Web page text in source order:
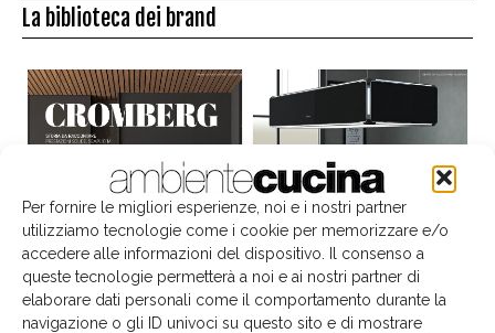
Per fornire le migliori esperienze, noi e i nostri partner
utilizziamo tecnologie come i cookie per memorizzare e/o
accedere alle informazioni del dispositivo. Il consenso a
queste tecnologie permetterà a noi e ai nostri partner di
elaborare dati personali come il comportamento durante la
navigazione o gli ID univoci su questo sito e di mostrare
La biblioteca dei brand